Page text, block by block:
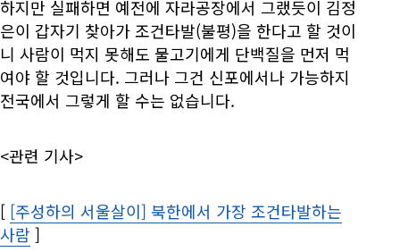
하지만 실패하면 예전에 자라공장에서 그랬듯이 김정
은이 갑자기 찾아가 조건타발(불평)을 한다고 할 것이
니 사람이 먹지 못해도 물고기에게 단백질을 먼저 먹
여야 할 것입니다. 그러나 그건 신포에서나 가능하지
전국에서 그렇게 할 수는 없습니다.
<관련 기사>
[ [주성하의 서울살이] 북한에서 가장 조건타발하는
사람 Opens in new window
]